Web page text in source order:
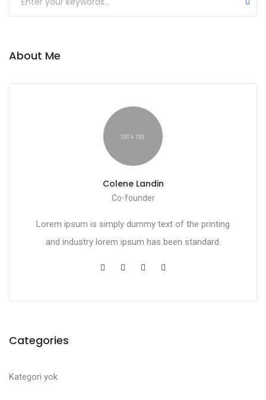
About Me
Colene Landin
Co-founder
Lorem ipsum is simply dummy text of the printing
and industry lorem ipsum has been standard.
Categories
Kategori yok